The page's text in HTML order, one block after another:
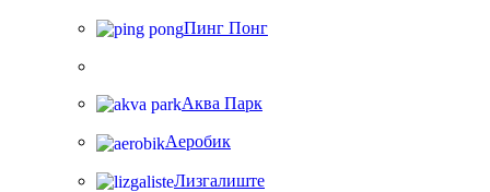
Пинг Понг
Аква Парк
Аеробик
Лизгалиште